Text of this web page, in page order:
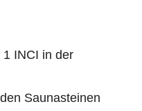
INCI in der
Saunasteinen